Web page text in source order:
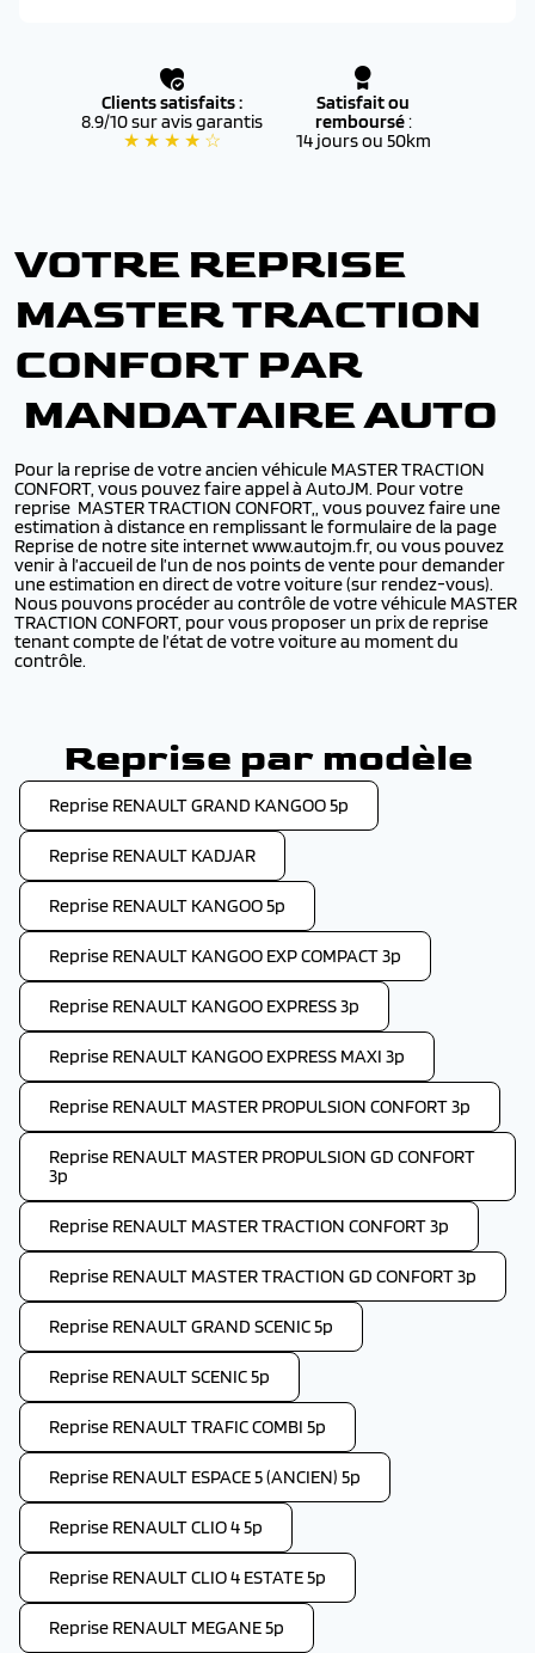
Clients satisfaits :
8.9/10 sur avis garantis
★ ★ ★ ★ ☆
Satisfait ou
remboursé:
14 jours ou 50km
VOTRE REPRISE
MASTER TRACTION
CONFORT PAR
MANDATAIRE AUTO
Pour la reprise de votre ancien véhicule MASTER TRACTION
CONFORT, vous pouvez faire appel à AutoJM. Pour votre
reprise MASTER TRACTION CONFORT,, vous pouvez faire une
estimation à distance en remplissant le formulaire de la page
Reprise de notre site internet www.autojm.fr, ou vous pouvez
venir à l’accueil de l’un de nos points de vente pour demander
une estimation en direct de votre voiture (sur rendez-vous).
Nous pouvons procéder au contrôle de votre véhicule MASTER
TRACTION CONFORT, pour vous proposer un prix de reprise
tenant compte de l’état de votre voiture au moment du
contrôle.
Reprise par modèle
Reprise RENAULT GRAND KANGOO 5p
Reprise RENAULT KADJAR
Reprise RENAULT KANGOO 5p
Reprise RENAULT KANGOO EXP COMPACT 3p
Reprise RENAULT KANGOO EXPRESS 3p
Reprise RENAULT KANGOO EXPRESS MAXI 3p
Reprise RENAULT MASTER PROPULSION CONFORT 3p
Reprise RENAULT MASTER PROPULSION GD CONFORT
3p
Reprise RENAULT MASTER TRACTION CONFORT 3p
Reprise RENAULT MASTER TRACTION GD CONFORT 3p
Reprise RENAULT GRAND SCENIC 5p
Reprise RENAULT SCENIC 5p
Reprise RENAULT TRAFIC COMBI 5p
Reprise RENAULT ESPACE 5 (ANCIEN) 5p
Reprise RENAULT CLIO 4 5p
Reprise RENAULT CLIO 4 ESTATE 5p
Reprise RENAULT MEGANE 5p